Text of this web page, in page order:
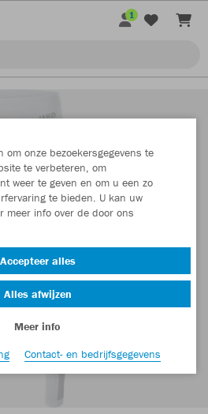
1
om onze bezoekersgegevens te
te verbeteren, om
weer te geven en om u een zo
te bieden. U kan uw
meer info over de door ons
Accepteer alles
Alles afwijzen
Meer info
Contact- en bedrijfsgegevens